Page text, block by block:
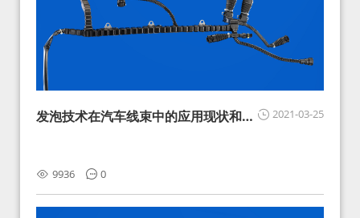
2021-03-25
发泡技术在汽车线束中的应用现状和展
9936 0